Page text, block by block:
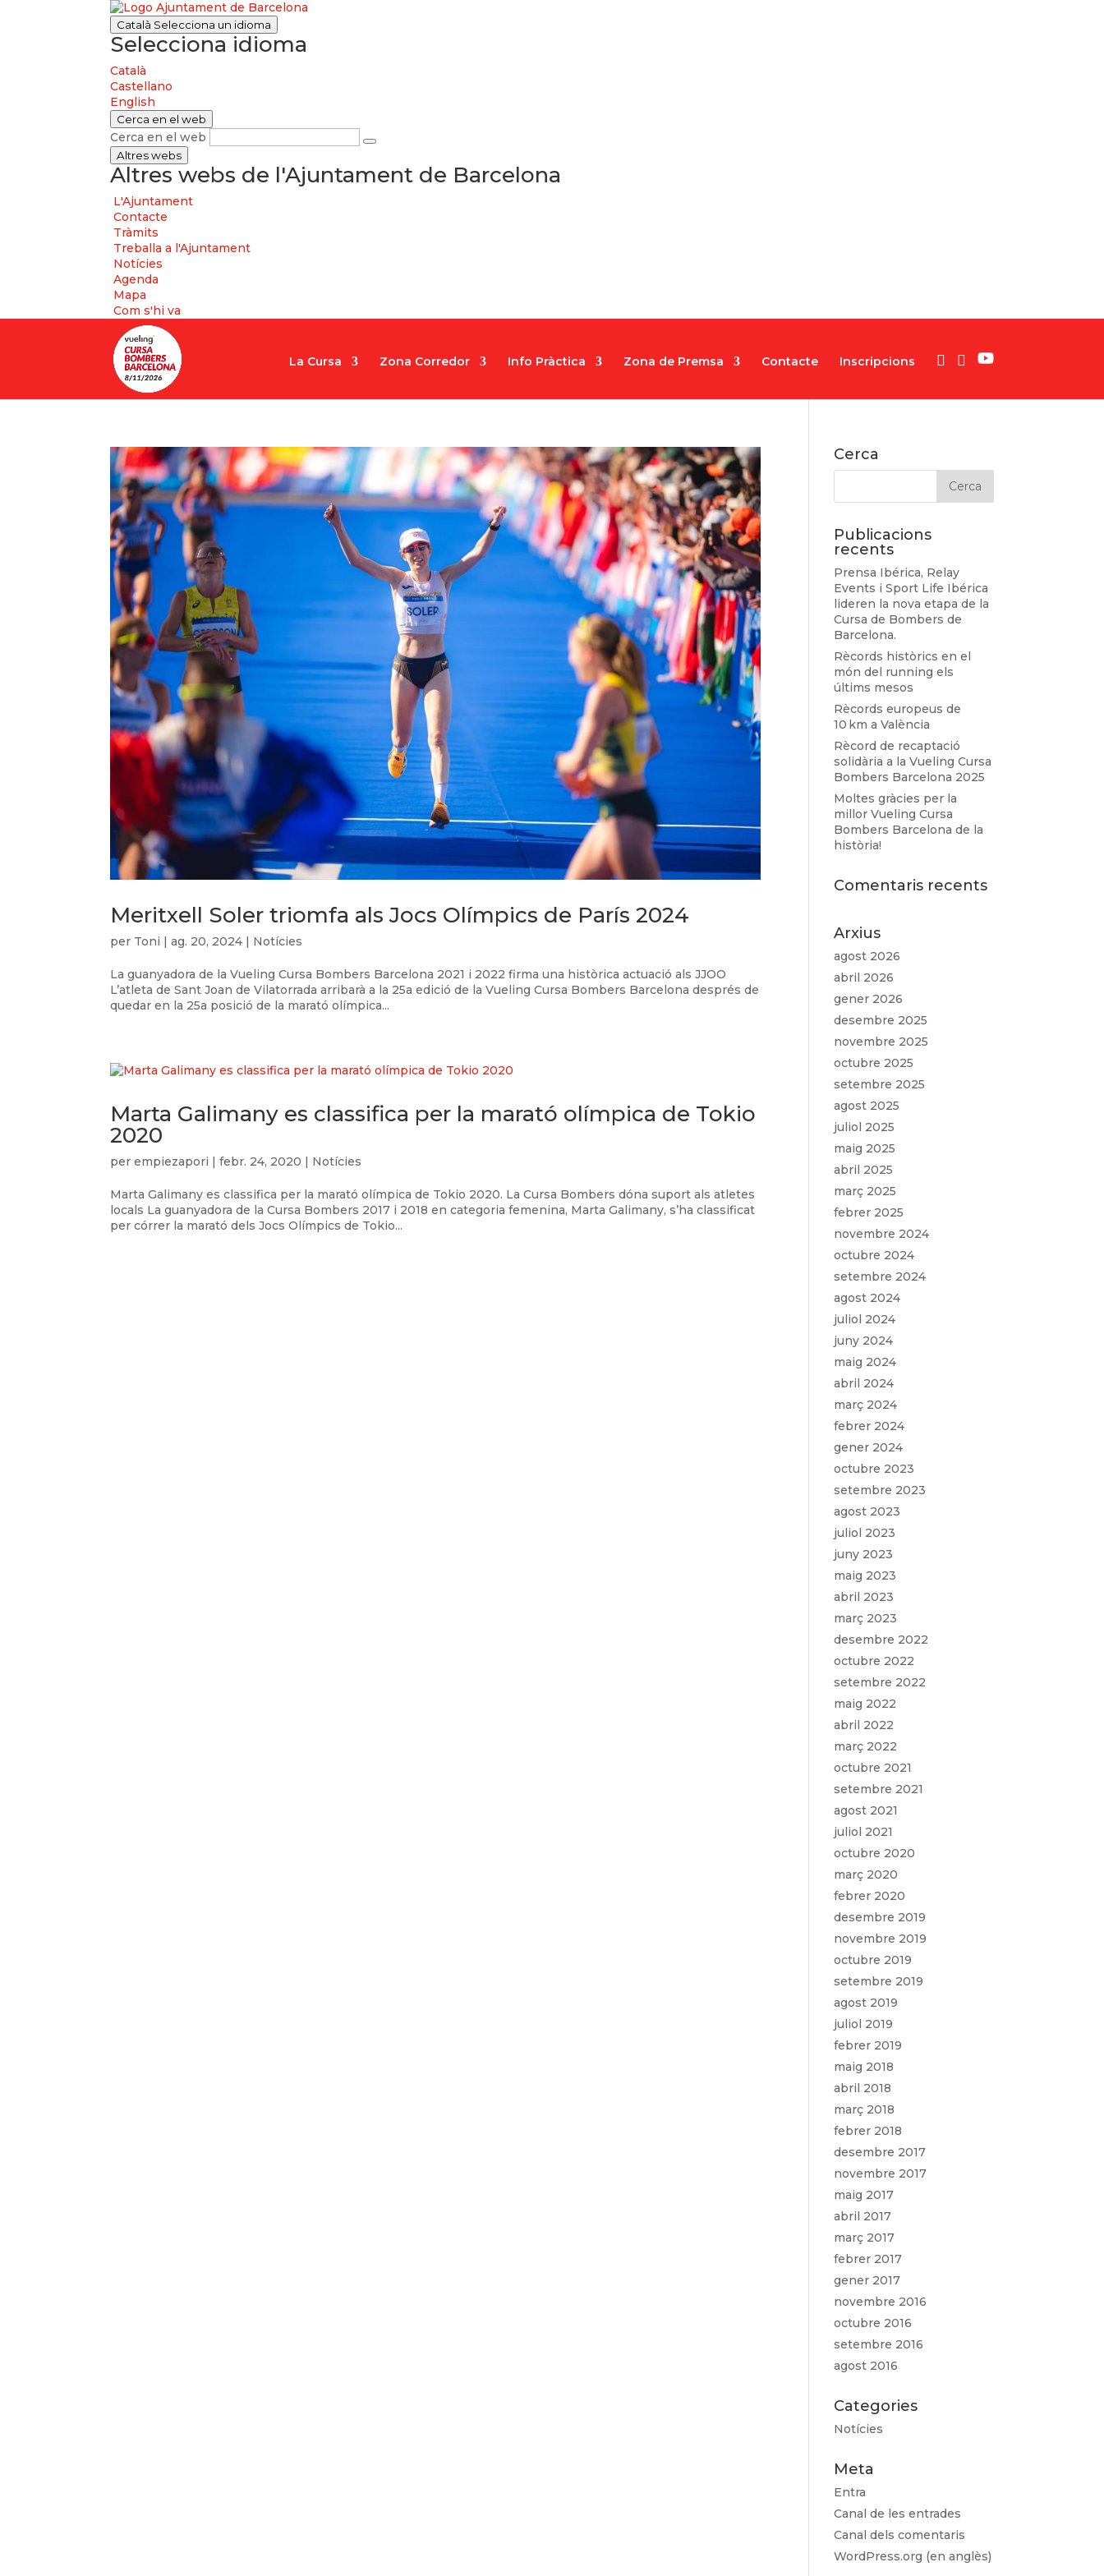
Català Selecciona un idioma
Selecciona idioma
Català
Castellano
English
Cerca en el web
Cerca en el web
Altres webs
Altres webs de l'Ajuntament de Barcelona
L'Ajuntament
Contacte
Tràmits
Treballa a l'Ajuntament
Notícies
Agenda
Mapa
Com s'hi va
La Cursa Zona Corredor Info Pràctica Zona de Premsa Contacte Inscripcions
Meritxell Soler triomfa als Jocs Olímpics de París 2024
per Toni |ag. 20, 2024 Notícies
La guanyadora de la Vueling Cursa Bombers Barcelona 2021 i 2022 firma una històrica actuació als JJOO
L’atleta de Sant Joan de Vilatorrada arribarà a la 25a edició de la Vueling Cursa Bombers Barcelona després de
quedar en la 25a posició de la marató olímpica...
Marta Galimany es classifica per la marató olímpica de Tokio
2020
perempiezapori |febr. 24, 2020 Notícies
Marta Galimany es classifica per la marató olímpica de Tokio 2020. La Cursa Bombers dóna suport als atletes
locals La guanyadora de la Cursa Bombers 2017 i 2018 en categoria femenina, Marta Galimany, s’ha classificat
per córrer la marató dels Jocs Olímpics de Tokio...
Cerca
Publicacions
recents
Prensa Ibérica, Relay
Events i Sport Life Ibérica
lideren la nova etapa de la
Cursa de Bombers de
Barcelona.
Rècords històrics en el
món del running els
últims mesos
Rècords europeus de
10 km a València
Rècord de recaptació
solidària a la Vueling Cursa
Bombers Barcelona 2025
Moltes gràcies per la
millor Vueling Cursa
Bombers Barcelona de la
història!
Comentaris recents
Arxius
agost 2026
abril 2026
gener 2026
desembre 2025
novembre 2025
octubre 2025
setembre 2025
agost 2025
juliol 2025
maig 2025
abril 2025
març 2025
febrer 2025
novembre 2024
octubre 2024
setembre 2024
agost 2024
juliol 2024
juny 2024
maig 2024
abril 2024
març 2024
febrer 2024
gener 2024
octubre 2023
setembre 2023
agost 2023
juliol 2023
juny 2023
maig 2023
abril 2023
març 2023
desembre 2022
octubre 2022
setembre 2022
maig 2022
abril 2022
març 2022
octubre 2021
setembre 2021
agost 2021
juliol 2021
octubre 2020
març 2020
febrer 2020
desembre 2019
novembre 2019
octubre 2019
setembre 2019
agost 2019
juliol 2019
febrer 2019
maig 2018
abril 2018
març 2018
febrer 2018
desembre 2017
novembre 2017
maig 2017
abril 2017
març 2017
febrer 2017
gener 2017
novembre 2016
octubre 2016
setembre 2016
agost 2016
Categories
Notícies
Meta
Entra
Canal de les entrades
Canal dels comentaris
WordPress.org (en anglès)